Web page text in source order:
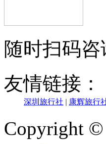
随时扫码咨
友情链接：
深圳旅行社 | 康辉旅行
Copyright